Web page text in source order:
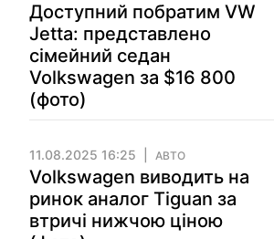
Доступний побратим VW
Jetta: представлено
сімейний седан
Volkswagen за $16 800
(фото)
11.08.2025 16:25 АВТО
Volkswagen виводить на
ринок аналог Tiguan за
втричі нижчою ціною